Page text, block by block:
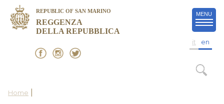
REPUBLIC OF SAN MARINO
REGGENZA
DELLA REPUBBLICA
MENU
it en
Home